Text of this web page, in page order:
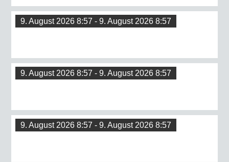
9. August 2026 8:57 - 9. August 2026 8:57
9. August 2026 8:57 - 9. August 2026 8:57
9. August 2026 8:57 - 9. August 2026 8:57